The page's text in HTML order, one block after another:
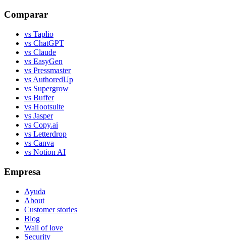
Comparar
vs Taplio
vs ChatGPT
vs Claude
vs EasyGen
vs Pressmaster
vs AuthoredUp
vs Supergrow
vs Buffer
vs Hootsuite
vs Jasper
vs Copy.ai
vs Letterdrop
vs Canva
vs Notion AI
Empresa
Ayuda
About
Customer stories
Blog
Wall of love
Security